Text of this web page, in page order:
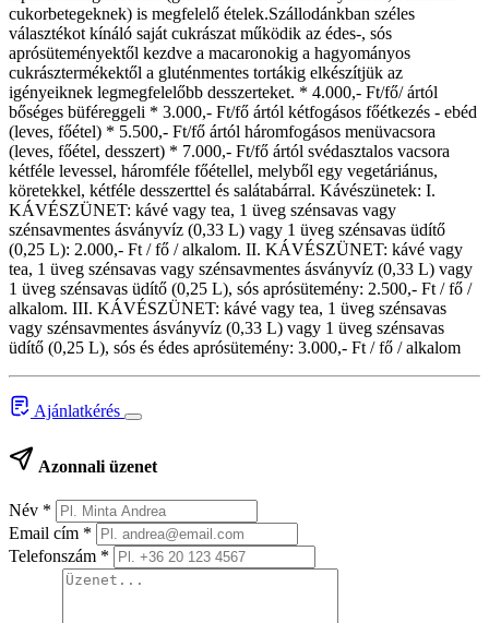
cukorbetegeknek) is megfelelő ételek.Szállodánkban széles
választékot kínáló saját cukrászat működik az édes-, sós
aprósüteményektől kezdve a macaronokig a hagyományos
cukrásztermékektől a gluténmentes tortákig elkészítjük az
igényeiknek legmegfelelőbb desszerteket. * 4.000,- Ft/fő/ ártól
bőséges büféreggeli * 3.000,- Ft/fő ártól kétfogásos főétkezés - ebéd
(leves, főétel) * 5.500,- Ft/fő ártól háromfogásos menüvacsora
(leves, főétel, desszert) * 7.000,- Ft/fő ártól svédasztalos vacsora
kétféle levessel, háromféle főétellel, melyből egy vegetáriánus,
köretekkel, kétféle desszerttel és salátabárral. Kávészünetek: I.
KÁVÉSZÜNET: kávé vagy tea, 1 üveg szénsavas vagy
szénsavmentes ásványvíz (0,33 L) vagy 1 üveg szénsavas üdítő
(0,25 L): 2.000,- Ft / fő / alkalom. II. KÁVÉSZÜNET: kávé vagy
tea, 1 üveg szénsavas vagy szénsavmentes ásványvíz (0,33 L) vagy
1 üveg szénsavas üdítő (0,25 L), sós aprósütemény: 2.500,- Ft / fő /
alkalom. III. KÁVÉSZÜNET: kávé vagy tea, 1 üveg szénsavas
vagy szénsavmentes ásványvíz (0,33 L) vagy 1 üveg szénsavas
üdítő (0,25 L), sós és édes aprósütemény: 3.000,- Ft / fő / alkalom
Ajánlatkérés
Azonnali üzenet
Név *
Email cím *
Telefonszám *